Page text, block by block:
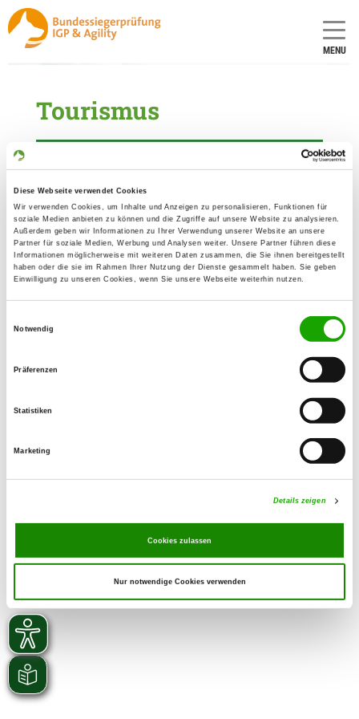
Diese Webseite verwendet Cookies
Wir verwenden Cookies, um Inhalte und Anzeigen zu personalisieren, Funktionen für
soziale Medien anbieten zu können und die Zugriffe auf unsere Website zu analysieren.
Außerdem geben wir Informationen zu Ihrer Verwendung unserer Website an unsere
Partner für soziale Medien, Werbung und Analysen weiter. Unsere Partner führen diese
Informationen möglicherweise mit weiteren Daten zusammen, die Sie ihnen bereitgestellt
haben oder die sie im Rahmen Ihrer Nutzung der Dienste gesammelt haben. Sie geben
Einwilligung zu unseren Cookies, wenn Sie unsere Webseite weiterhin nutzen.
Notwendig
Präferenzen
Statistiken
Marketing
Details zeigen
Cookies zulassen
Nur notwendige Cookies verwenden
MENU
Tourismus
Ferienzentrum Schloss Dankern
Touristikverein Haren (Ems) e.V.
Tourist Information Stadt Lingen
Tourismusbüro in der Gemeinde Geeste
Touristikverein Samtgemeinde Dörpen